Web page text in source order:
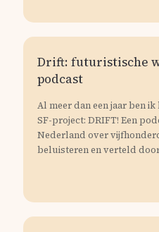
Drift: futuristische
podcast
Al meer dan een jaar ben
SF-project: DRIFT! Een
Nederland over
beluisteren en verteld